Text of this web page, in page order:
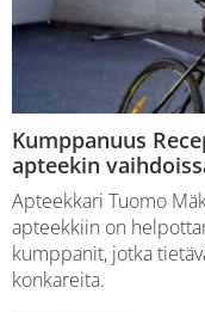
Kumppanuus
apteekin
Apteekkari Tuomo
apteekkiin on
kumppanit, jotka
konkareita.